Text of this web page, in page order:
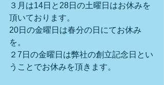
３月は14日と28日の土曜日はお休みを
頂いております。
20日の金曜日は春分の日にてお休み
を。
２7日の金曜日は弊社の創立記念日とい
うことでお休みを頂きます。